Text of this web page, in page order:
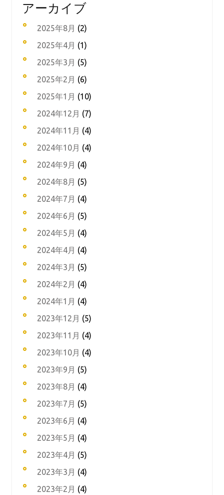
アーカイブ
2025年8月 (2)
2025年4月 (1)
2025年3月 (5)
2025年2月 (6)
2025年1月 (10)
2024年12月 (7)
2024年11月 (4)
2024年10月 (4)
2024年9月 (4)
2024年8月 (5)
2024年7月 (4)
2024年6月 (5)
2024年5月 (4)
2024年4月 (4)
2024年3月 (5)
2024年2月 (4)
2024年1月 (4)
2023年12月 (5)
2023年11月 (4)
2023年10月 (4)
2023年9月 (5)
2023年8月 (4)
2023年7月 (5)
2023年6月 (4)
2023年5月 (4)
2023年4月 (5)
2023年3月 (4)
2023年2月 (4)